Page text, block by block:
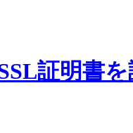
証明書